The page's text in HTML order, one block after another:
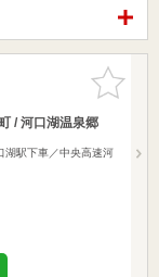
お気に入
りに追加
/ 河口湖温泉郷
湖駅下車／中央高速河